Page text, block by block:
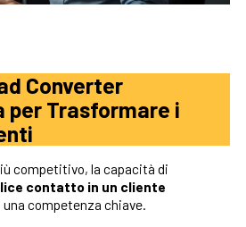
Converter
per Trasformare i
competitivo, la capacità di
contatto in un cliente
competenza chiave.